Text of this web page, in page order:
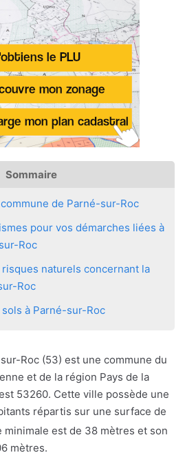
Sommaire
de Parné-sur-Roc
pour vos démarches liées à
Roc
naturels concernant la
Roc
à Parné-sur-Roc
Roc (53) est une commune du
et de la région Pays de la
53260. Cette ville possède une
répartis sur une surface de
minimale est de 38 mètres et son
mètres.